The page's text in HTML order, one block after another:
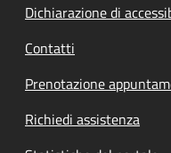
Dichiarazione di
Contatti
Prenotazione
Richiedi assistenza